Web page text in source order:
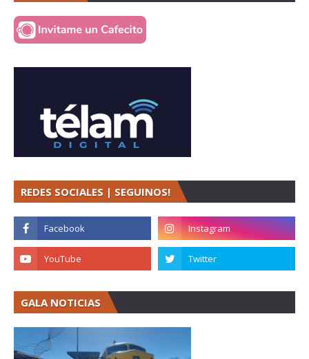
REDES SOCIALES | SEGUINOS!
GALA NOTICIAS